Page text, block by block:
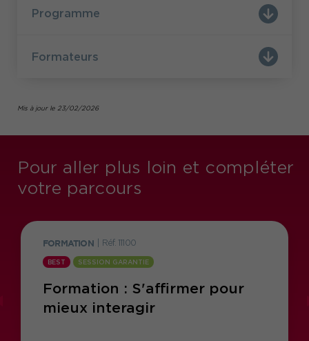
Programme
Formateurs
Mis à jour le 23/02/2026
Pour aller plus loin et compléter
votre parcours
FORMATION Réf. 11100
BEST SESSION GARANTIE
Formation : S'affirmer pour
mieux interagir